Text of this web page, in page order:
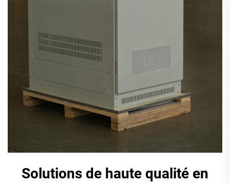
Solutions de haute qualité en